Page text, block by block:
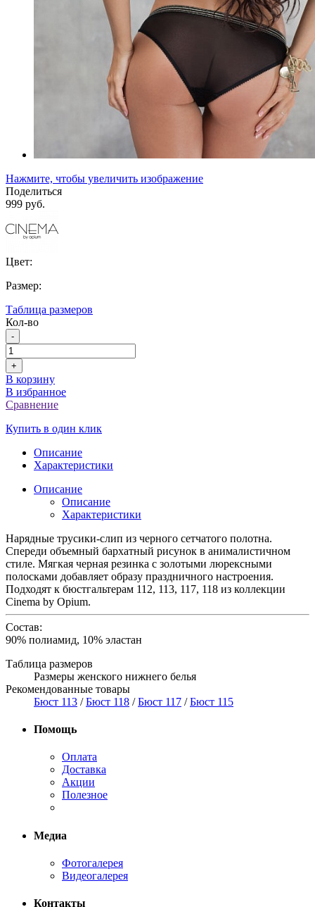
Нажмите, чтобы увеличить изображение
Поделиться
999 руб.
Цвет:
Размер:
Таблица размеров
Кол-во
-
+
В корзину
В избранное
Сравнение
Купить в один клик
Описание
Характеристики
Описание
Описание
Характеристики
Нарядные трусики-слип из черного сетчатого полотна.
Спереди объемный бархатный рисунок в анималистичном
стиле. Мягкая черная резинка с золотыми люрексными
полосками добавляет образу праздничного настроения.
Подходят к бюстгальтерам 112, 113, 117, 118 из коллекции
Cinema by Opium.
Состав:
90% полиамид, 10% эластан
Таблица размеров
Размеры женского нижнего белья
Рекомендованные товары
Бюст 113 /Бюст 118 /Бюст 117 /Бюст 115
Помощь
Оплата
Доставка
Акции
Полезное
Медиа
Фотогалерея
Видеогалерея
Контакты